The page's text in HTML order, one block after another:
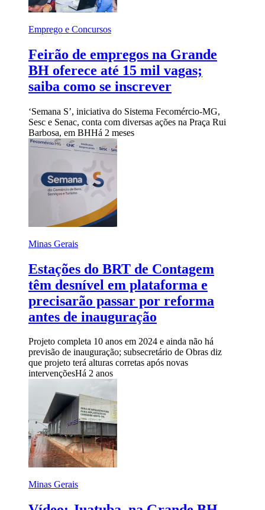
Emprego e Concursos
Feirão de empregos na Grande
BH oferece até 15 mil vagas;
saiba como se inscrever
‘Semana S’, iniciativa do Sistema Fecomércio-MG,
Sesc e Senac, conta com diversas ações na Praça Rui
Barbosa, em BHHá 2 meses
Minas Gerais
Estações do BRT de Contagem
têm desnível em plataforma e
precisarão passar por reforma
antes de inauguração
Projeto completa 10 anos em 2024 e ainda não há
previsão de inauguração; subsecretário de Obras diz
que projeto terá alturas corretas após novas
intervençõesHá 2 anos
Minas Gerais